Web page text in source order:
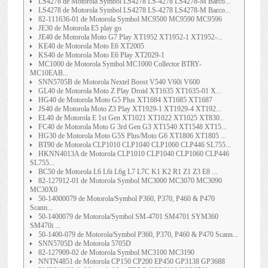
LS4278 de Motorola Symbol LS4278 LS-4278 LS4278-M Barco...
82-111636-01 de Motorola Symbol MC9500 MC9590 MC9596
JE30 de Motorola E5 play go
JE40 de Motorola Moto G7 Play XT1952 XT1952-1 XT1952-...
KE40 de Motorola Moto E6 XT2005
KS40 de Motorola Moto E6 Play XT2029-1
MC1000 de Motorola Symbol MC1000 Collector BTRY-
MC10EAB...
SNN5705B de Motorola Nextel Boost V540 V60i V600
GL40 de Motorola Moto Z Play Droid XT1635 XT1635-01 X...
HG40 de Motorola Moto G5 Plus XT1684 XT1685 XT1687
JS40 de Motorola Moto Z3 Play XT1929-1 XT1929-4 XT192...
EL40 de Motorola E 1st Gen XT1021 XT1022 XT1025 XT830...
FC40 de Motorola Moto G 3rd Gen G3 XT1540 XT1548 XT15...
HG30 de Motorola Moto G5S Plus/Moto G6 XT1806 XT1805 ...
BT90 de Motorola CLP1010 CLP1040 CLP1060 CLP446 SL755...
HKNN4013A de Motorola CLP1010 CLP1040 CLP1060 CLP446
SL755...
BC50 de Motorola L6 L6i L6g L7 L7C K1 K2 R1 Z1 Z3 E8 ...
82-127912-01 de Motorola Symbol MC3000 MC3070 MC3090
MC30X0
50-14000079 de Motorola/Symbol P360, P370, P460 & P470
Scann...
50-1400079 de Motorola/Symbol SM-4701 SM4701 SYM360
SM470i ...
50-1400-079 de Motorola/Symbol P360, P370, P460 & P470 Scann...
SNN5705D de Motorola 5705D
82-127909-02 de Motorola Symbol MC3100 MC3190
NNTN4851 de Motorola CP150 CP200 EP450 GP3138 GP3688